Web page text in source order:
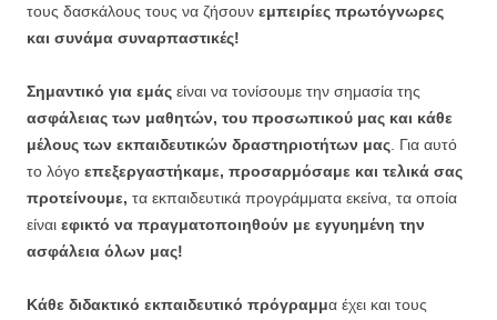
τους δασκάλους τους να ζήσουν εμπειρίες πρωτόγνωρες
και συνάμα συναρπαστικές!
Σημαντικό για εμάς είναι να τονίσουμε την σημασία της
ασφάλειας των μαθητών, του προσωπικού μας και κάθε
μέλους των εκπαιδευτικών δραστηριοτήτων μας . Για αυτό
το λόγο επεξεργαστήκαμε, προσαρμόσαμε και τελικά σας
προτείνουμε, τα εκπαιδευτικά προγράμματα εκείνα, τα οποία
είναι εφικτό να πραγματοποιηθούν με εγγυημένη την
ασφάλεια όλων μας!
Κάθε διδακτικό εκπαιδευτικό πρόγραμμα έχει και τους